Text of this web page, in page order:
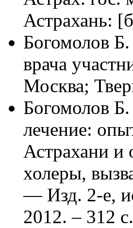
Астрахань:
Богомолов
врача
Москва;
Богомолов
лечение:
Астрахани и
холеры,
— Изд. 2-е,
2012. – 312 с.